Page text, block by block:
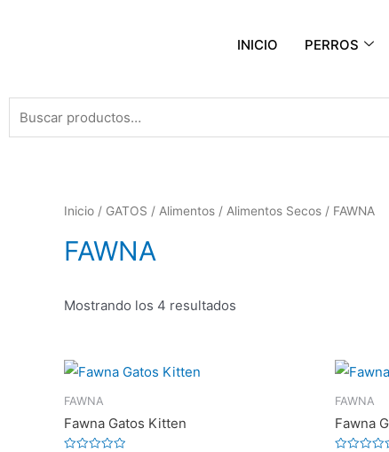
INICIO PERROS
Inicio / GATOS / Alimentos / Alimentos Secos / FAWNA
FAWNA
Mostrando los 4 resultados
FAWNA
Fawna Gatos Kitten
FAWNA
Fawna